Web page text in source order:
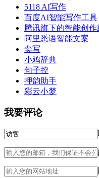
5118 AI写作
百度AI智能写作工具
腾讯旗下的智能创
阿里悉语智能文案
奕写
小鸡辞典
句子控
押韵助手
彩云小梦
我要评论